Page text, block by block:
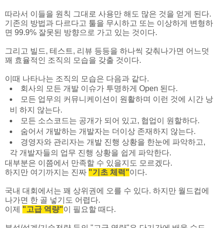
따라서 이들을 원칙 그대로 사용만 해도 많은 것을 얻게 된다.
기존의 방법과 다르다고 툴을 무시하고 또는 이상하게 변형하
면 99.9% 잘못된 방향으로 가고 있는 것이다.
그리고 빌드, 테스트, 리뷰 등등을 하나씩 갖춰나가면 어느덧
꽤 효율적인 조직의 모습을 갖출 것이다.
이때 나타나는 조직의 모습은 다음과 같다.
회사의 모든 개발 이슈가 투명하게 Open 된다.
모든 업무의 커뮤니케이션이 원활하며 이런 것에 시간 낭
비 하지 않는다.
모든 소스코드는 공개가 되어 있고, 협업이 원할하다.
숨어서 개발하는 개발자는 더이상 존재하지 않는다.
경영자와 관리자는 개발 진행 상황을 한눈에 파악하고,
각 개발자들의 업무 진행 상황을 쉽게 파악한다.
대부분은 이쯤에서 만족할 수 있을지도 모르겠다.
하지만 여기까지는 진짜 "기초 체력"이다.
국내 대회에서는 꽤 상위권에 오를 수 있다. 하지만 월드컵에
나가면 한 골 넣기도 어렵다.
이제 "고급 역량"이 필요할 때다.